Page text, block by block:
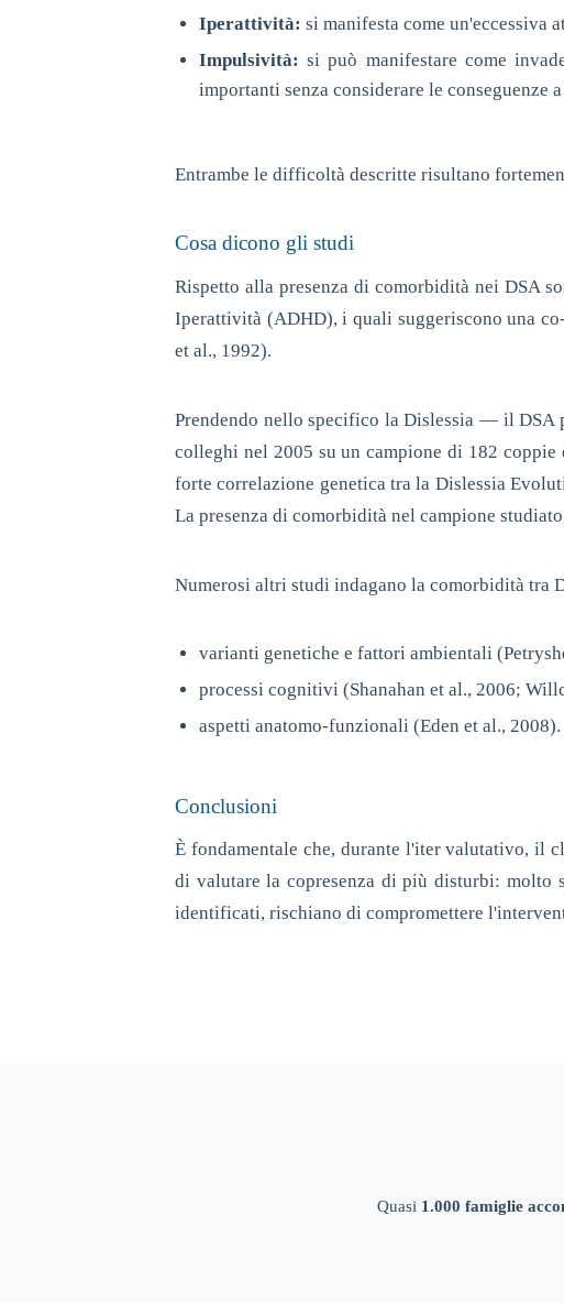
Iperattività: si manifesta come un'eccessiva
Impulsività: si può manifestare come
importanti senza considerare le
Entrambe le difficoltà descritte risultano
Cosa dicono gli studi
Rispetto alla presenza di comorbidità nei DSA
Iperattività (ADHD), i quali suggeriscono una
et al., 1992).
Prendendo nello specifico la Dislessia — il DSA
colleghi nel 2005 su un campione di 182
forte correlazione genetica tra la Dislessia
La presenza di comorbidità nel campione
Numerosi altri studi indagano la comorbidità tra
varianti genetiche e fattori ambientali
processi cognitivi (Shanahan et al., 2006;
aspetti anatomo-funzionali (Eden et al., 2008).
Conclusioni
È fondamentale che, durante l'iter valutativo, il
di valutare la copresenza di più disturbi: molto
identificati, rischiano di compromettere
Quasi 1.000 famiglie